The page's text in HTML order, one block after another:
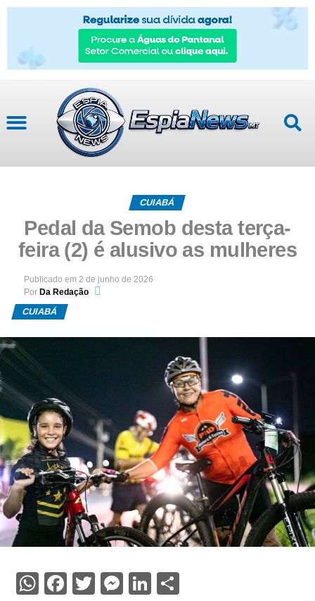
CUIABÁ
Pedal da Semob desta terça-
feira (2) é alusivo as mulheres
Publicado em 2 de junho de 2026
Por Da Redação
CUIABÁ
WhatsApp
Facebook
TwitterMessenger
LinkedIn